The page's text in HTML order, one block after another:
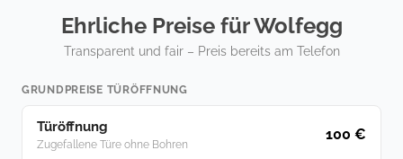
Ehrliche Preise für Wolfegg
Transparent und fair – Preis bereits am Telefon
GRUNDPREISE TÜRÖFFNUNG
Türöffnung
Zugefallene Türe ohne Bohren
100 €